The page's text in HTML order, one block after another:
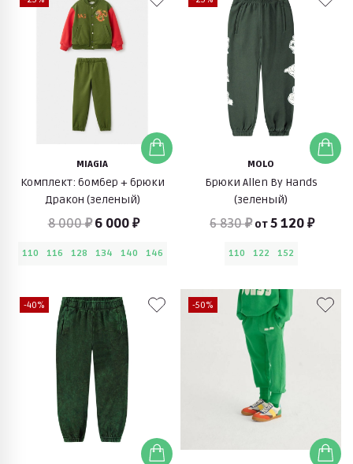
MIAGIA
Комплект: бомбер + брюки
Дракон (зеленый)
8 000 ₽ 6 000 ₽
110 116 128 134 140 146
MOLO
Брюки Allen By Hands
(зеленый)
6 830 ₽ от5 120 ₽
110 122 152
-40% -50%